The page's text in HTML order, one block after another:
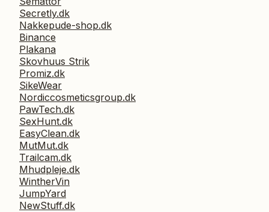
Secretly.dk
Nakkepude-shop.dk
Binance
Plakana
Skovhuus Strik
Promiz.dk
SikeWear
Nordiccosmeticsgroup.dk
PawTech.dk
SexHunt.dk
EasyClean.dk
MutMut.dk
Trailcam.dk
Mhudpleje.dk
WintherVin
JumpYard
NewStuff.dk